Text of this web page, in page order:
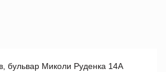
бульвар Миколи Руденка 14А